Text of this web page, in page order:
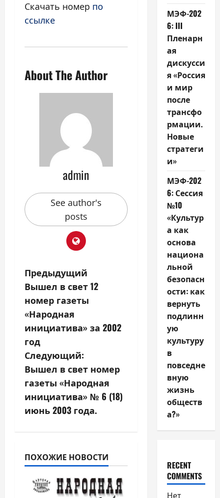
Скачать номер по
ссылке
About The Author
admin
See author's
posts
Н
а
в
и
г
а
ц
и
з
а
Предыдущий
Вышел в свет 12
номер газеты
«Народная
инициатива» за 2002
год
Следующий:
Вышел в свет номер
газеты «Народная
инициатива» № 6 (18)
июнь 2003 года.
ПОХОЖИЕ НОВОСТИ
МЭФ-202
6: III
Пленарн
ая
дискусси
я «Россия
и мир
после
трансфо
рмации.
Новые
стратеги
и»
МЭФ-202
6: Сессия
№10
«Культур
а как
основа
национа
льной
безопасн
ости: как
вернуть
подлинн
ую
культуру
в
повседне
вную
жизнь
обществ
а?»
RECENT
COMMENTS
Нет